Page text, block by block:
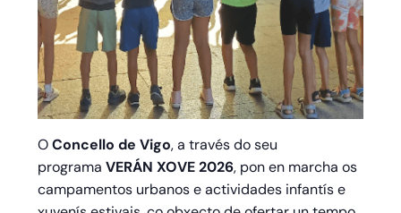
OConcello de Vigo, a través do seu
programaVERÁN XOVE 2026, pon en marcha os
campamentos urbanos e actividades infantís e